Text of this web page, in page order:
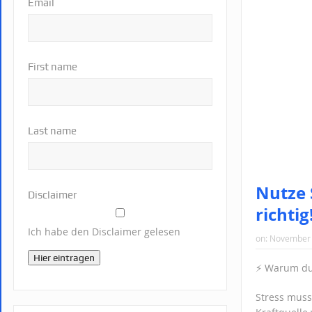
Nutze
on:
⚡️ Warum
Stress
Email
First name
Last name
Disclaimer
Ich habe den Disclaimer gelesen
Hier eintragen